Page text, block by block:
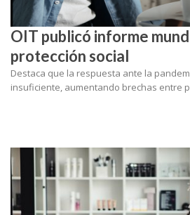
OIT publicó informe
protección social
Destaca que la respuesta ante la
insuficiente, aumentando brechas entre